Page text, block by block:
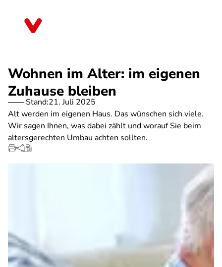
Wohnen im Alter: im eigenen
Zuhause bleiben
Stand:21. Juli 2025
Alt werden im eigenen Haus. Das wünschen sich viele.
Wir sagen Ihnen, was dabei zählt und worauf Sie beim
altersgerechten Umbau achten sollten.